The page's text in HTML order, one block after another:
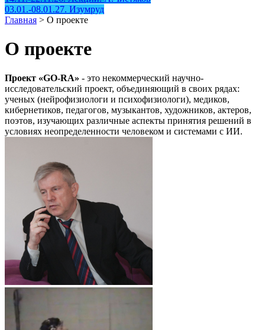
03.01.-08.01.27. Изумруд
Главная > О проекте
О проекте
Проект «GO-RA» - это некоммерческий научно-
исследовательский проект, объединяющий в своих рядах:
ученых (нейрофизиологи и психофизиологи), медиков,
кибернетиков, педагогов, музыкантов, художников, актеров,
поэтов, изучающих различные аспекты принятия решений в
условиях неопределенности человеком и системами с ИИ.